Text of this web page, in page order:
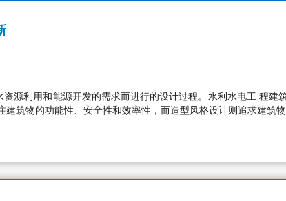
源利用和能源开发的需求而进行的设计过程。水利水电工 程
建筑物的功能性、安全性和效率性，而造型风格设计则追求建